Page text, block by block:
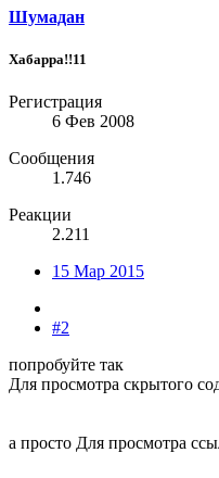
Шумадан
Хабарра!!11
Регистрация
6 Фев 2008
Сообщения
1.746
Реакции
2.211
15 Мар 2015
#2
попробуйте так
Для просмотра скрытого
а просто Для просмотра